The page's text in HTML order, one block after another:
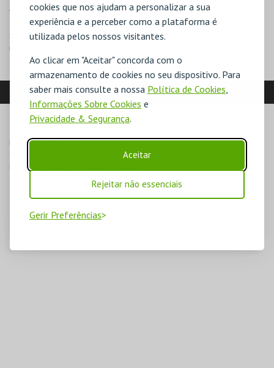
cookies que nos ajudam a personalizar a sua
experiência e a perceber como a plataforma é
utilizada pelos nossos visitantes.
Ao clicar em "Aceitar" concorda com o
armazenamento de cookies no seu dispositivo. Para
saber mais consulte a nossa Política de Cookies,
Informações Sobre Cookies e
Privacidade & Segurança.
Aceitar
Rejeitar não essenciais
Gerir Preferências
A sua exposição de referência "Portimão, Território e
Identidade", representa uma síntese histórica do percurso
socioeconómico e cultural das populações que aqui viveram e
marcaram a singularidade da sua identidade e território.
LOCALIZAÇÃO
Rua D. Carlos I – Zona Ribeirinha
Direcções para Museu de Portimão